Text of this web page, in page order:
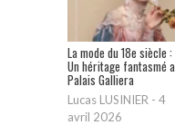
La mode du 18e siècle :
Un héritage fantasmé
Palais Galliera
Lucas LUSINIER - 4
avril 2026